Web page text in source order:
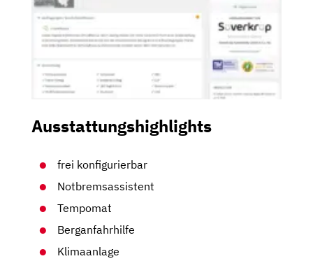
Ausstattungshighlights
frei konfigurierbar
Notbremsassistent
Tempomat
Berganfahrhilfe
Klimaanlage